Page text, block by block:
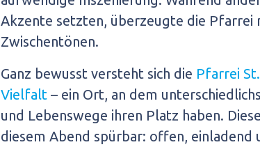
Akzente setzten, überzeugte die Pfarrei
Zwischentönen.
Ganz bewusst versteht sich die Pfarrei
Vielfalt – ein Ort, an dem
und Lebenswege ihren Platz haben.
diesem Abend spürbar: offen, einladend